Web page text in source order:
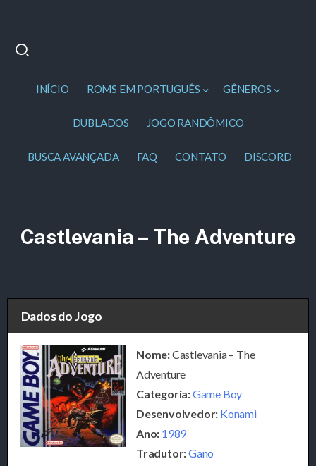
INÍCIO ROMS EM PORTUGUÊS GÊNEROS
DUBLADOS JOGO RANDÔMICO
BUSCA AVANÇADA FAQ CONTATO DISCORD
Castlevania – The Adventure
Dados do Jogo
Nome:Castlevania – The
Adventure
Categoria:Game Boy
Desenvolvedor: Konami
Ano: 1989
Tradutor:Gano